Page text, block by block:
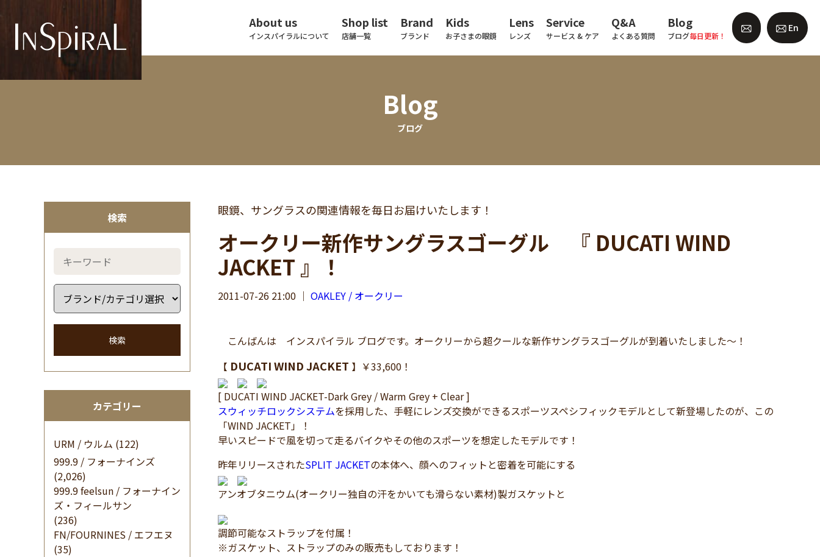
About us
インスパイラルについて
Shop list
店舗一覧
Brand
ブランド
Kids
お子さまの眼鏡
Lens
レンズ
Service
サービス & ケア
Q&A
よくある質問
Blog
ブログ毎日更新！
En
Blog
ブログ
検索
検索
カテゴリー
URM / ウルム (122)
999.9 / フォーナインズ
(2,026)
999.9 feelsun / フォーナイン
ズ・フィールサン
(236)
FN/FOURNINES / エフエヌ
(35)
眼鏡、サングラスの関連情報を毎日お届けいたします！
オークリー新作サングラスゴーグル 『 DUCATI WIND
JACKET 』！
2011-07-26 21:00 ｜ OAKLEY / オークリー
こんばんは インスパイラル ブログです。オークリーから超クールな新作サングラスゴーグルが到着いたしました～！
【 DUCATI WIND JACKET 】￥33,600！
[ DUCATI WIND JACKET-Dark Grey / Warm Grey + Clear ]
スウィッチロックシステムを採用した、手軽にレンズ交換ができるスポーツスペシフィックモデルとして新登場したのが、この
「WIND JACKET」！
早いスピードで風を切って走るバイクやその他のスポーツを想定したモデルです！
昨年リリースされたSPLIT JACKETの本体へ、顔へのフィットと密着を可能にする
アンオブタニウム(オークリー独自の汗をかいても滑らない素材)製ガスケットと
調節可能なストラップを付属！
※ガスケット、ストラップのみの販売もしております！